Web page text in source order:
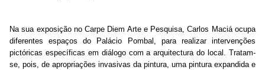
Na sua exposição no Carpe Diem Arte e Pesquisa, Carlos Maciá ocupa
diferentes espaços do Palácio Pombal, para realizar intervenções
pictóricas específicas em diálogo com a arquitectura do local. Tratam-
se, pois, de apropriações invasivas da pintura, uma pintura expandida e